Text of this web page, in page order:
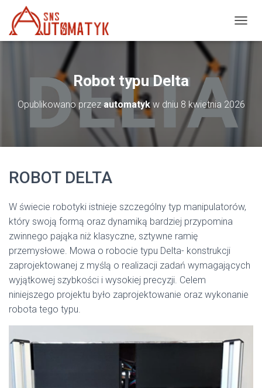
R
Z
Ę
Robot typu Delta
Opublikowano przezautomatykw dniu 8 kwietnia 2026
ROBOT DELTA
W świecie robotyki istnieje szczególny typ manipulatorów,
który swoją formą oraz dynamiką bardziej przypomina
zwinnego pająka niż klasyczne, sztywne ramię
przemysłowe. Mowa o robocie typu Delta- konstrukcji
zaprojektowanej z myślą o realizacji zadań wymagających
wyjątkowej szybkości i wysokiej precyzji. Celem
niniejszego projektu było zaprojektowanie oraz wykonanie
robota tego typu.